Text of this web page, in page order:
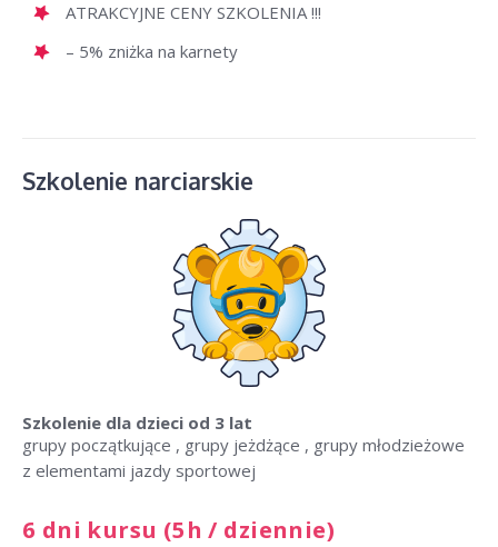
ATRAKCYJNE CENY SZKOLENIA !!!
– 5% zniżka na karnety
Szkolenie narciarskie
Szkolenie dla dzieci od 3 lat
grupy początkujące , grupy jeżdżące , grupy młodzieżowe
z elementami jazdy sportowej
6 dni kursu (5h / dziennie)